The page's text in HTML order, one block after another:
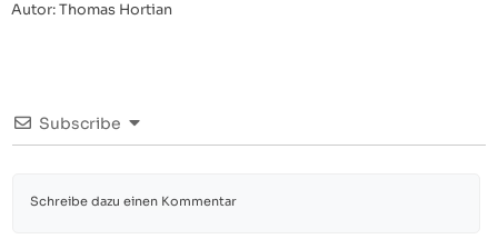
Autor: Thomas Hortian
Subscribe